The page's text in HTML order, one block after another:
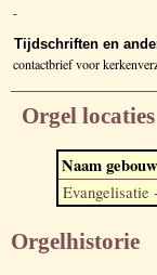
-
Tijdschriften en
contactbrief voor
Orgel locaties
Naam gebouw
Evangelisatie
Orgelhistorie